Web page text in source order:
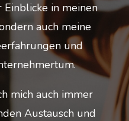
in meinen
auch meine
und
mich auch immer
Austausch und